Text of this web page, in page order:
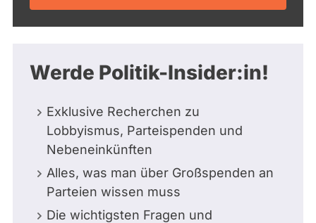
Werde Politik-Insider:in!
Exklusive Recherchen zu
Lobbyismus, Parteispenden und
Nebeneinkünften
Alles, was man über Großspenden an
Parteien wissen muss
Die wichtigsten Fragen und